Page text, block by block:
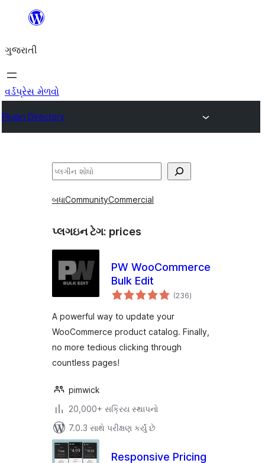
કંટેન્ટ(લખાણ)
જાઓ
ગુજરાતી
વર્ડપ્રેસ મેળવો
Plugin Directory
શોધો
બધાCommunityCommercial
પ્લગઇન ટેગ: prices
PW WooCommerce
Bulk Edit
(236કુલ
રેટિંગ્સ
)
A powerful way to update your
WooCommerce product catalog. Finally,
no more tedious clicking through
countless pages!
pimwick
20,000+ સક્રિય સ્થાપનો
7.0.3 સાથે પરીક્ષણ કર્યું છે
Responsive Pricing